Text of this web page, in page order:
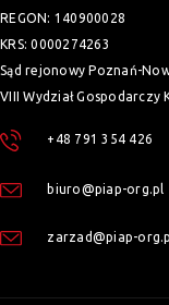
REGON: 140900028
KRS: 0000274263
Sąd rejonowy Poznań-
VIII Wydział
+48 791 354 426
biuro@piap-org.pl
zarzad@piap-